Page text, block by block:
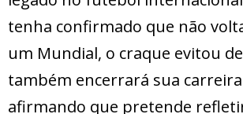
tenha confirmado que não
um Mundial, o craque evitou
também encerrará sua carreira
afirmando que pretende